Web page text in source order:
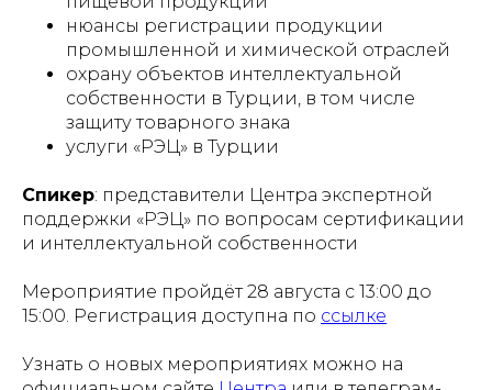
нюансы регистрации продукции
промышленной и химической отраслей
охрану объектов интеллектуальной
собственности в Турции, в том числе
защиту товарного знака
услуги «РЭЦ» в Турции
Спикер: представители Центра экспертной
поддержки «РЭЦ» по вопросам сертификации
и интеллектуальной собственности
Мероприятие пройдёт 28 августа с 13:00 до
15:00. Регистрация доступна по ссылке
Узнать о новых мероприятиях можно на